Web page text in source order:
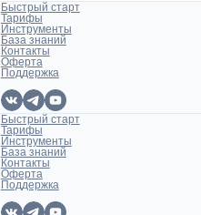
Быстрый старт
Тарифы
Инструменты
База знаний
Контакты
Оферта
Поддержка
Быстрый старт
Тарифы
Инструменты
База знаний
Контакты
Оферта
Поддержка